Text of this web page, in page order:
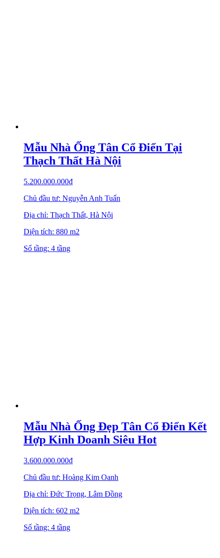
Mẫu Nhà Ống Tân Cổ Điển Tại
Thạch Thất Hà Nội
5.200.000.000₫
Chủ đầu tư: Nguyễn Anh Tuấn
Địa chỉ: Thạch Thất, Hà Nội
Diện tích: 880 m2
Số tầng: 4 tầng
Mẫu Nhà Ống Đẹp Tân Cổ Điển Kết
Hợp Kinh Doanh Siêu Hot
3.600.000.000₫
Chủ đầu tư: Hoàng Kim Oanh
Địa chỉ: Đức Trọng, Lâm Đồng
Diện tích: 602 m2
Số tầng: 4 tầng